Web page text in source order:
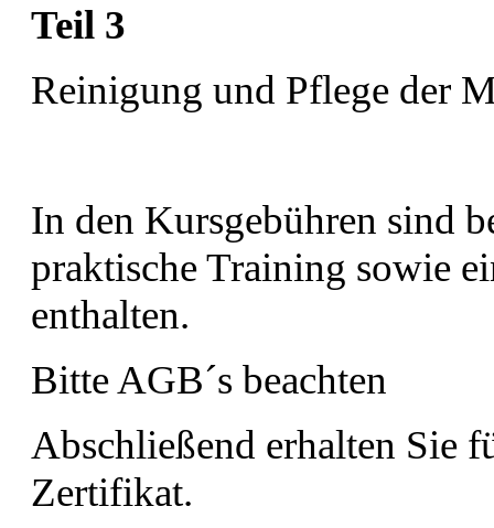
Teil 3
Reinigung und Pflege der
In den Kursgebühren sind
praktische Training sowie
enthalten.
Bitte AGB´s beachten
Abschließend erhalten Sie
Zertifikat.